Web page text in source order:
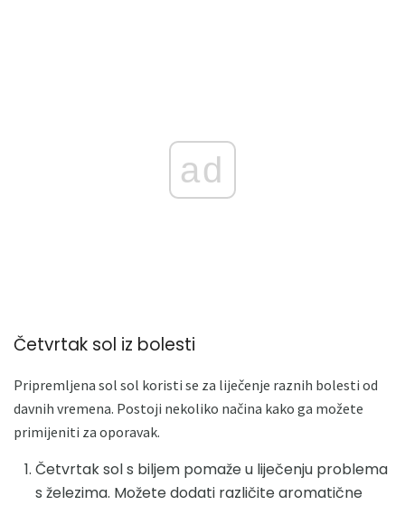
ad
Četvrtak sol iz bolesti
Pripremljena sol sol koristi se za liječenje raznih bolesti od
davnih vremena. Postoji nekoliko načina kako ga možete
primijeniti za oporavak.
Četvrtak sol s biljem pomaže u liječenju problema
s železima. Možete dodati različite aromatične